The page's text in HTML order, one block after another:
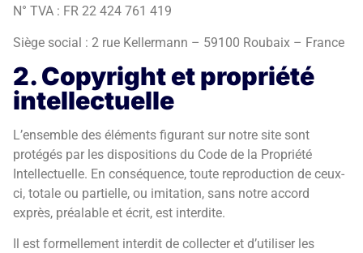
N° TVA : FR 22 424 761 419
Siège social : 2 rue Kellermann – 59100 Roubaix – France
2. Copyright et propriété
intellectuelle
L’ensemble des éléments figurant sur notre site sont
protégés par les dispositions du Code de la Propriété
Intellectuelle. En conséquence, toute reproduction de ceux-
ci, totale ou partielle, ou imitation, sans notre accord
exprès, préalable et écrit, est interdite.
Il est formellement interdit de collecter et d’utiliser les